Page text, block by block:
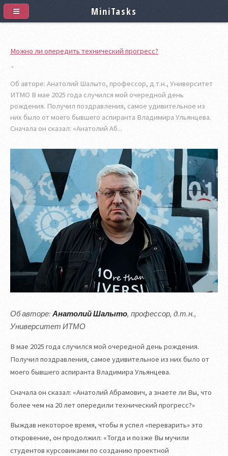
Можно ли опередить технический прогресс?
Об авторе: Анатолий Шалыто, профессор, д.т.н., Университет
ИТМО В мае 2025 года случился мой очередной день
рождения. Получил поздравления, самое удивительное из
них было от моего бывшего аспиранта Владимира Ульянцева.
Сначала он сказал: «Анатолий Аб...
Об авторе: Анатолий Шалыто, профессор, д.т.н.,
Университет ИТМО
В мае 2025 года случился мой очередной день рождения.
Получил поздравления, самое удивительное из них было от
моего бывшего аспиранта Владимира Ульянцева.
Сначала он сказал: «Анатолий Абрамович, а знаете ли Вы, что
более чем на 20 лет опередили технический прогресс?»
Выждав некоторое время, чтобы я успел «переварить» это
откровение, он продолжил: «Тогда и позже Вы мучили
студентов курсовиками по созданию проектной
MiniTasks